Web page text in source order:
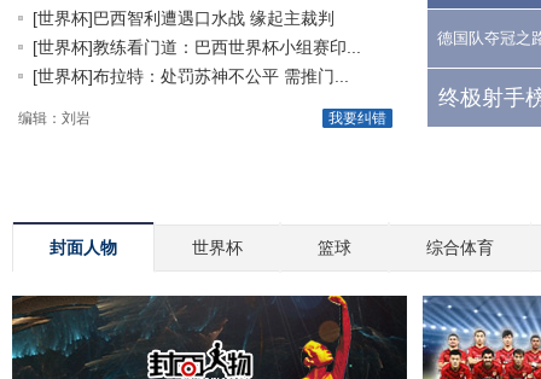
[世界杯]巴西智利遭遇口水战 缘起主裁判
[世界杯]教练看门道：巴西世界杯小组赛印...
[世界杯]布拉特：处罚苏神不公平 需推门...
我要纠错
编辑：刘岩
德国队夺冠之
终极射手
封面人物 世界杯 篮球 综合体育